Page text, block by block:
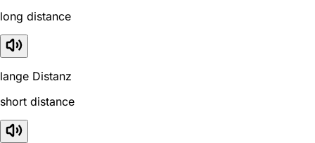
long distance
lange Distanz
short distance